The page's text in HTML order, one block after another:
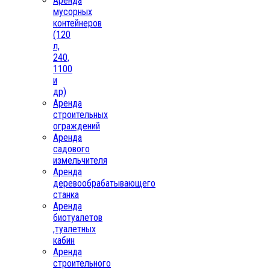
мусорных
контейнеров
(120
л,
240,
1100
и
др)
Аренда
строительных
ограждений
Аренда
садового
измельчителя
Аренда
деревообрабатывающего
станка
Аренда
биотуалетов
,туалетных
кабин
Аренда
строительного